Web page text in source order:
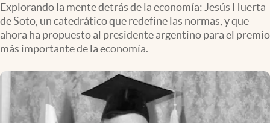
Explorando la mente detrás de la economía: Jesús Huerta
de Soto, un catedrático que redefine las normas, y que
ahora ha propuesto al presidente argentino para el premio
más importante de la economía.